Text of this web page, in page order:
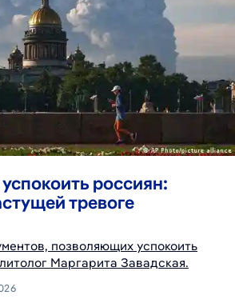
россиян:
тревоге
позволяющих успокоить
Маргарита Завадская.